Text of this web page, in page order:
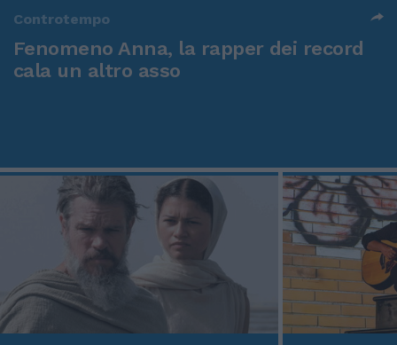
Controtempo
Fenomeno Anna, la rapper dei record
cala un altro asso